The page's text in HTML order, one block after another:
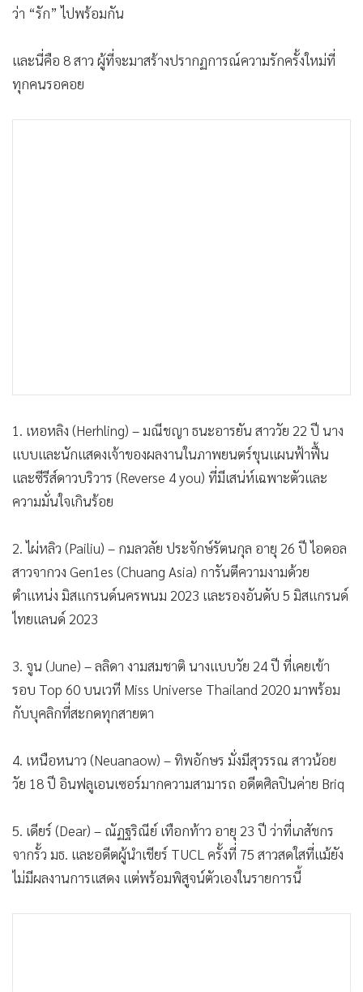
• อินโดจีน
• Celeb Online
• Factcheck
• ญี่ปุ่น
ว่า “รัก” ไปพร้อมกัน
และนี่คือ 8 สาว ผู้ที่จะมาสร้างปรากฏการณ์ความรักครั้งใหม่ที่
ทุกคนรอคอย
1. เหอหลิง (Herhling) – มณีชญา ธนะอารยัน สาววัย 22 ปี นาง
แบบและนักแสดงเจ้าของผลงานในภาพยนตร์ขุนแผนฟ้าฟื้น
และซีรีส์ดาวบริวาร (Reverse 4 you) ที่มีเสน่ห์เฉพาะตัวและ
ความมั่นใจเกินร้อย
2. ไผ่หลิว (Pailiu) – กมลวลัย ประจักษ์รัตนกุล อายุ 26 ปี ไอดอล
สาวจากวง Gen1es (Chuang Asia) การันตีความงามด้วย
ตำแหน่ง มิสแกรนด์นครพนม 2023 และรองอันดับ 5 มิสแกรนด์
ไทยแลนด์ 2023
3. จูน (June) – ลลิดา งามสมชาติ นางแบบวัย 24 ปี ที่เคยเข้า
รอบ Top 60 บนเวที Miss Universe Thailand 2020 มาพร้อม
กับบุคลิกที่สะกดทุกสายตา
4. เหนือหนาว (Neuanaow) – ทิพอักษร มั่งมีสุวรรณ สาวน้อย
วัย 18 ปี อินฟลูเอนเซอร์มากความสามารถ อดีตศิลปินค่าย Briq
5. เดียร์ (Dear) – ณัฏฐริณีย์ เทือกท้าว อายุ 23 ปี ว่าที่เภสัชกร
จากรั้ว มธ. และอดีตผู้นำเชียร์ TUCL ครั้งที่ 75 สาวสดใสที่แม้ยัง
ไม่มีผลงานการแสดง แต่พร้อมพิสูจน์ตัวเองในรายการนี้